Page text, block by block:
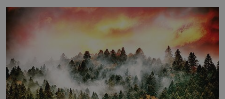
se na koloběžce a den zakončit poznáváním památek ve
Velkých Losinách nebo v termálním